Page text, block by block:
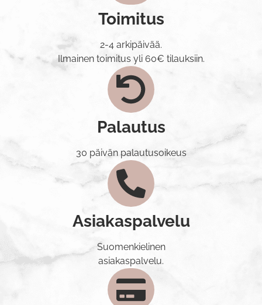
Toimitus
2-4 arkipäivää.
Ilmainen toimitus yli 60€ tilauksiin.
Palautus
30 päivän palautusoikeus
Asiakaspalvelu
Suomenkielinen
asiakaspalvelu.